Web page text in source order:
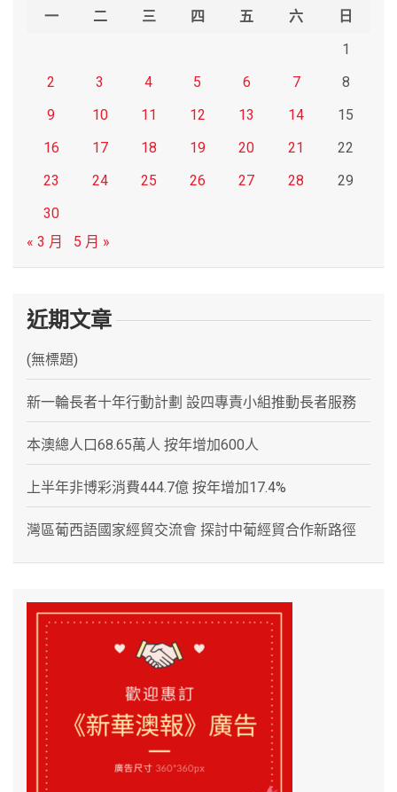
一 二 三 四 五 六
日
1
2
3 4 5 6 7
8
9
10 11 12 13 14
15
16
17 18 19 20 21
22
23
24 25 26 27 28
29
30
« 3 月
5 月 »
近期文章
(無標題)
新一輪長者十年行動計劃 設四專責小組推動長者服務
本澳總人口68.65萬人 按年增加600人
上半年非博彩消費444.7億 按年增加17.4%
灣區葡西語國家經貿交流會 探討中葡經貿合作新路徑